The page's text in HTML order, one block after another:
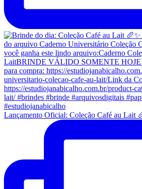
Lançamento Oficial: Coleção Café au Lait